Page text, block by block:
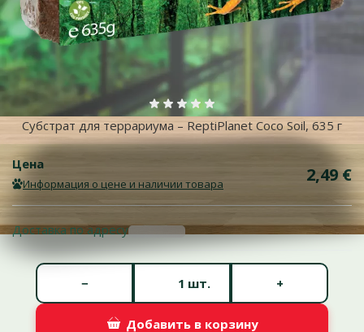
Субстрат для террариума – ReptiPlanet Coco Soil, 635 г
Оценка 0%
Цена
Информация о цене и наличии товара 2,49 €
Доставка по адресу
шт.
− +
Добавить в корзину
Больше фотографий